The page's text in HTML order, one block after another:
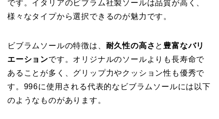
です。イタリアのビブラム社製ソールは品質が高く、
様々なタイプから選択できるのが魅力です。
ビブラムソールの特徴は、 耐久性の高さ と 豊富なバリ
エーションです。オリジナルのソールよりも長寿命で
あることが多く、グリップ力やクッション性も優秀で
す。996に使用される代表的なビブラムソールには以下
のようなものがあります。